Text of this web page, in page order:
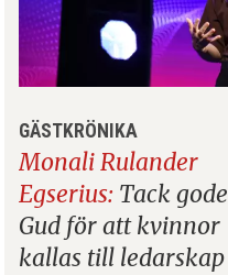
GÄSTKRÖNIKA
Monali Rulander
Egserius: Tack gode
Gud för att kvinnor
kallas till ledarskap